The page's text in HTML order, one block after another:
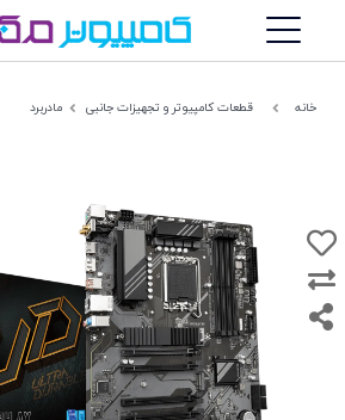
خانه قطعات کامپیوتر و تجهیزات جانبی مادربرد